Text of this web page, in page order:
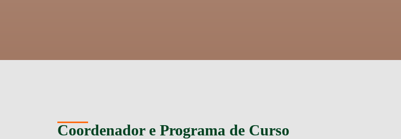
Coordenador e Programa de Curso